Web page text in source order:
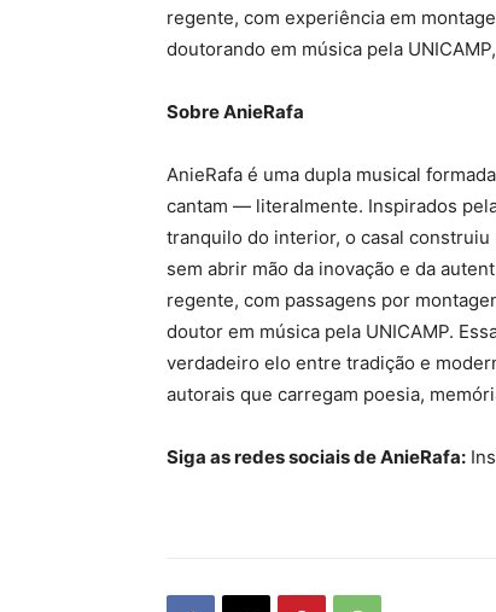
regente, com experiência em
doutorando em música pela
Sobre AnieRafa
AnieRafa é uma dupla musical
cantam — literalmente. Inspirados
tranquilo do interior, o casal
sem abrir mão da inovação e da
regente, com passagens por
doutor em música pela UNICAMP.
verdadeiro elo entre tradição e
autorais que carregam poesia,
Siga as redes sociais de AnieRafa: